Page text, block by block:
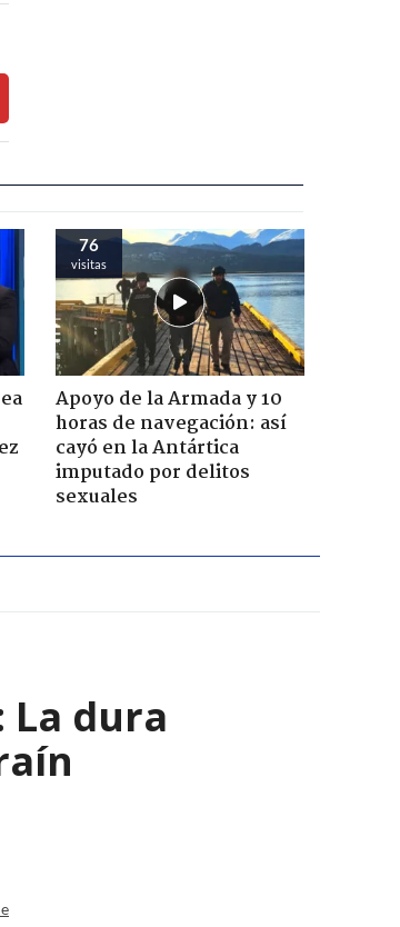
76
visitas
Apoyo de la Armada y 10
horas de navegación: así
cayó en la Antártica
imputado por delitos
sexuales
dura